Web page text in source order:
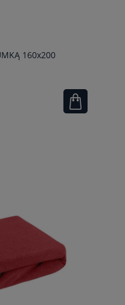
160x200